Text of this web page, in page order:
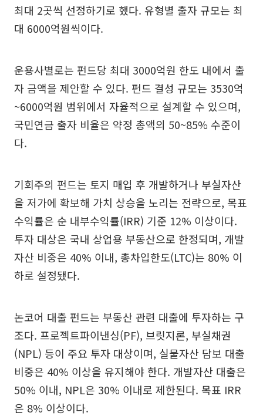
최대 2곳씩 선정하기로 했다. 유형별 출자 규모는 최
대 6000억원씩이다.
운용사별로는 펀드당 최대 3000억원 한도 내에서 출
자 금액을 제안할 수 있다. 펀드 결성 규모는 3530억
~6000억원 범위에서 자율적으로 설계할 수 있으며,
국민연금 출자 비율은 약정 총액의 50~85% 수준이
다.
기회주의 펀드는 토지 매입 후 개발하거나 부실자산
을 저가에 확보해 가치 상승을 노리는 전략으로, 목표
수익률은 순 내부수익률(IRR) 기준 12% 이상이다.
투자 대상은 국내 상업용 부동산으로 한정되며, 개발
자산 비중은 40% 이내, 총차입한도(LTC)는 80% 이
하로 설정됐다.
논코어 대출 펀드는 부동산 관련 대출에 투자하는 구
조다. 프로젝트파이낸싱(PF), 브릿지론, 부실채권
(NPL) 등이 주요 투자 대상이며, 실물자산 담보 대출
비중은 40% 이상을 유지해야 한다. 개발자산 대출은
50% 이내, NPL은 30% 이내로 제한된다. 목표 IRR
은 8% 이상이다.